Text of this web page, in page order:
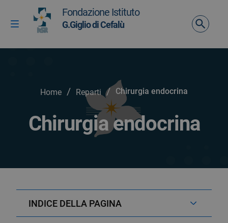
Vai ai contenuti
Vai al menu di navigazione
Vai al footer
Attiva / disattiva la navigazione
Fondazione Istituto
G.Giglio di Cefalù
Home / Reparti / Chirurgia endocrina
Chirurgia endocrina
INDICE DELLA PAGINA